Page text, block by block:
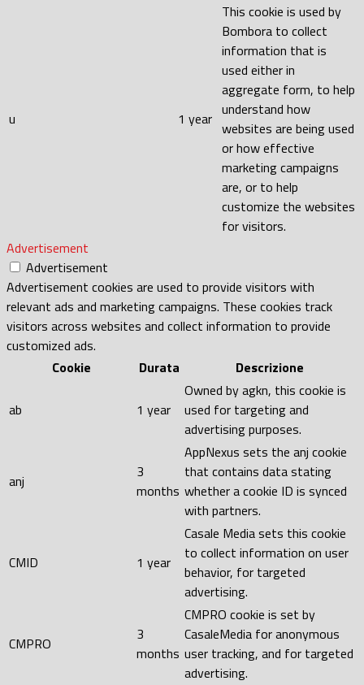
u 1 year
This cookie is used by
Bombora to collect
information that is
used either in
aggregate form, to help
understand how
websites are being used
or how effective
marketing campaigns
are, or to help
customize the websites
for visitors.
Advertisement
Advertisement
Advertisement cookies are used to provide visitors with
relevant ads and marketing campaigns. These cookies track
visitors across websites and collect information to provide
customized ads.
Cookie
Durata Descrizione
ab 1 year
Owned by agkn, this cookie is
used for targeting and
advertising purposes.
anj
3
months
AppNexus sets the anj cookie
that contains data stating
whether a cookie ID is synced
with partners.
CMID 1 year
Casale Media sets this cookie
to collect information on user
behavior, for targeted
advertising.
CMPRO
3
months
CMPRO cookie is set by
CasaleMedia for anonymous
user tracking, and for targeted
advertising.